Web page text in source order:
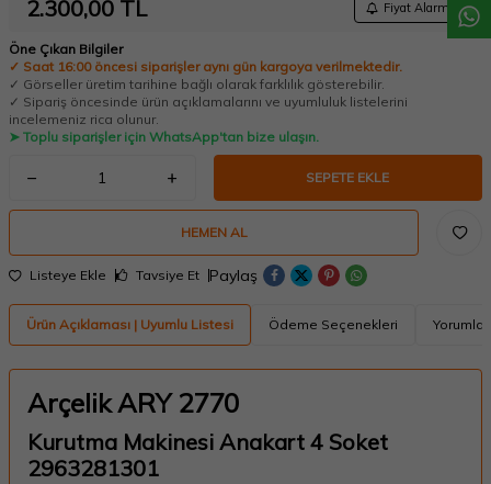
2.300,00 TL Fiyat Alarmı
Öne Çıkan Bilgiler
✓ Saat 16:00 öncesi siparişler aynı gün kargoya verilmektedir.
✓ Görseller üretim tarihine bağlı olarak farklılık gösterebilir.
✓ Sipariş öncesinde ürün açıklamalarını ve uyumluluk listelerini
incelemeniz rica olunur.
➤ Toplu siparişler için WhatsApp'tan bize ulaşın.
SEPETE EKLE
HEMEN AL
Listeye Ekle Tavsiye Et Paylaş
Ürün Açıklaması | Uyumlu Listesi Ödeme Seçenekleri Yorumlar
Arçelik ARY 2770
Kurutma Makinesi Anakart 4 Soket
2963281301